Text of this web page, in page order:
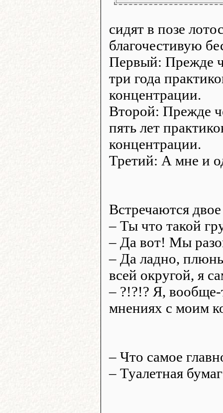
сидят в позе
благочестивую
Первый: Прежде
три года
концентрации.
Второй: Прежде
пять лет
концентрации.
Третий: А мне и
Встречаются
– Ты что такой
– Да вот! Мы
– Да ладно,
всей округой, я
– ?!?!? Я, вообще-
мнениях с моим
– Что самое
– Туалетная